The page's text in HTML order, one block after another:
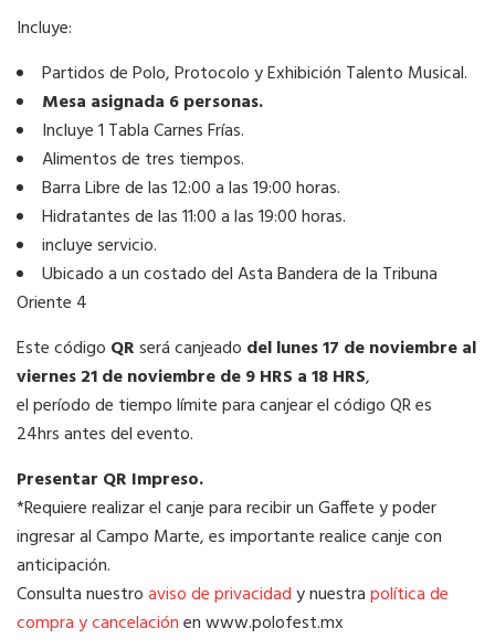
Incluye:
Partidos de Polo, Protocolo y Exhibición Talento Musical.
Mesa asignada 6 personas.
Incluye 1 Tabla Carnes Frías.
Alimentos de tres tiempos.
Barra Libre de las 12:00 a las 19:00 horas.
Hidratantes de las 11:00 a las 19:00 horas.
incluye servicio.
Ubicado a un costado del Asta Bandera de la Tribuna
Oriente 4
Este código QRserá canjeado del lunes 17 de noviembre al
viernes 21 de noviembre de 9 HRS a 18 HRS,
el período de tiempo límite para canjear el código QR es
24hrs antes del evento.
Presentar QR Impreso.
*Requiere realizar el canje para recibir un Gaffete y poder
ingresar al Campo Marte, es importante realice canje con
anticipación.
Consulta nuestroaviso de privacidady nuestrapolítica de
compra y cancelaciónen www.polofest.mx